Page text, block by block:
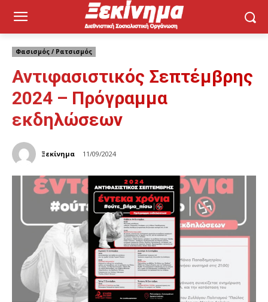
Φασισμός / Ρατσισμός
Αντιφασιστικός Σεπτέμβρης
2024 – Πρόγραμμα
εκδηλώσεων
Ξεκίνημα 11/09/2024